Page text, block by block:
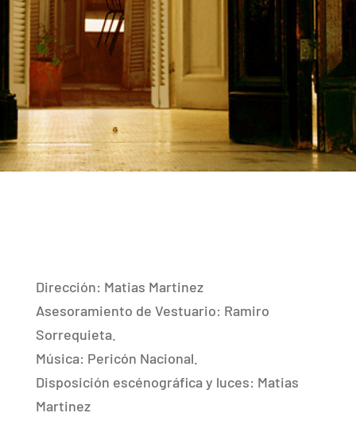
Dirección: Matias Martinez
Asesoramiento de Vestuario: Ramiro
Sorrequieta.
Música: Pericón Nacional.
Disposición escénográfica y luces: Matias
Martinez